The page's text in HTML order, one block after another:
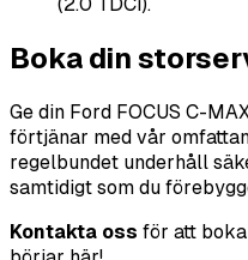
Boka din
Ge din Ford FOCUS C-
förtjänar med vår
regelbundet underhåll
samtidigt som du
Kontakta oss för att